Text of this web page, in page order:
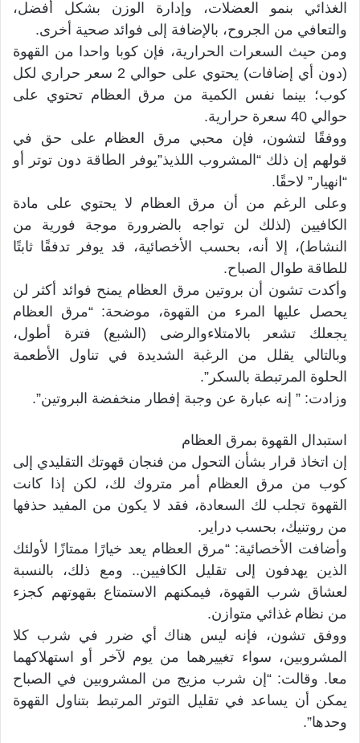
الغذائي بنمو العضلات، وإدارة الوزن بشكل أفضل،
والتعافي من الجروح، بالإضافة إلى فوائد صحية أخرى.
ومن حيث السعرات الحرارية، فإن كوبا واحدا من القهوة
(دون أي إضافات) يحتوي على حوالي 2 سعر حراري لكل
كوب؛ بينما نفس الكمية من مرق العظام تحتوي على
حوالي 40 سعرة حرارية.
ووفقًا لتشون، فإن محبي مرق العظام على حق في
قولهم إن ذلك “المشروب اللذيذ”يوفر الطاقة دون توتر أو
“انهيار” لاحقًا.
وعلى الرغم من أن مرق العظام لا يحتوي على مادة
الكافيين (لذلك لن تواجه بالضرورة موجة فورية من
النشاط)، إلا أنه، بحسب الأخصائية، قد يوفر تدفقًا ثابتًا
للطاقة طوال الصباح.
وأكدت تشون أن بروتين مرق العظام يمنح فوائد أكثر لن
يحصل عليها المرء من القهوة، موضحة: “مرق العظام
يجعلك تشعر بالامتلاءوالرضى (الشبع) فترة أطول،
وبالتالي يقلل من الرغبة الشديدة في تناول الأطعمة
الحلوة المرتبطة بالسكر”.
وزادت: ” إنه عبارة عن وجبة إفطار منخفضة البروتين”.
استبدال القهوة بمرق العظام
إن اتخاذ قرار بشأن التحول من فنجان قهوتك التقليدي إلى
كوب من مرق العظام أمر متروك لك، لكن إذا كانت
القهوة تجلب لك السعادة، فقد لا يكون من المفيد حذفها
من روتنيك، بحسب دراير.
وأضافت الأخصائية: “مرق العظام يعد خيارًا ممتازًا لأولئك
الذين يهدفون إلى تقليل الكافيين.. ومع ذلك، بالنسبة
لعشاق شرب القهوة، فيمكنهم الاستمتاع بقهوتهم كجزء
من نظام غذائي متوازن.
ووفق تشون، فإنه ليس هناك أي ضرر في شرب كلا
المشروبين، سواء تغييرهما من يوم لآخر أو استهلاكهما
معا. وقالت: “إن شرب مزيج من المشروبين في الصباح
يمكن أن يساعد في تقليل التوتر المرتبط بتناول القهوة
وحدها”.